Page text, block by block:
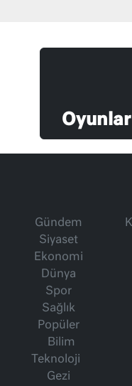
Gündem
Siyaset
Ekonomi
Dünya
Spor
Sağlık
Popüler
Bilim
Teknoloji
Gezi